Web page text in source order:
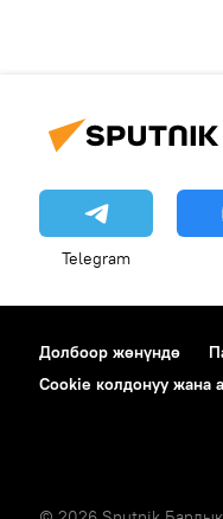
Telegram
Долбоор жөнүндө
Cookie колдонуу жана